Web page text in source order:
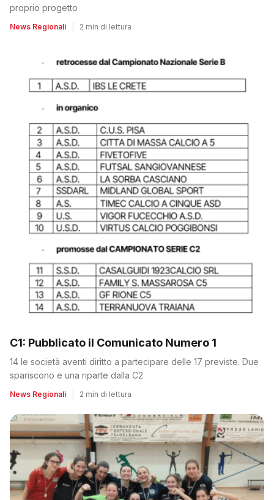
proprio progetto
News Regionali 2 min di lettura
C1: Pubblicato il Comunicato Numero 1
14 le società aventi diritto a partecipare delle 17 previste. Due
spariscono e una riparte dalla C2
News Regionali 2 min di lettura